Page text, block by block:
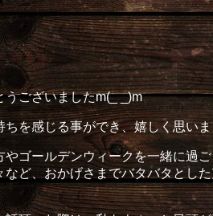
ございましたm(_ _)m
を感じる事ができ、嬉しく思い
ゴールデンウィークを一緒に過
ど、おかげさまでバタバタとし